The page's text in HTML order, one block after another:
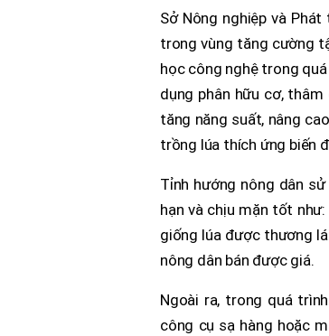
Sở Nông nghiệp và
trong vùng tăng cường
học công nghệ trong
dụng phân hữu cơ,
tăng năng suất, nâng
trồng lúa thích ứng biến
Tỉnh hướng nông dân
hạn và chịu mặn tốt
giống lúa được thương
nông dân bán được giá.
Ngoài ra, trong quá
công cụ sạ hàng hoặc